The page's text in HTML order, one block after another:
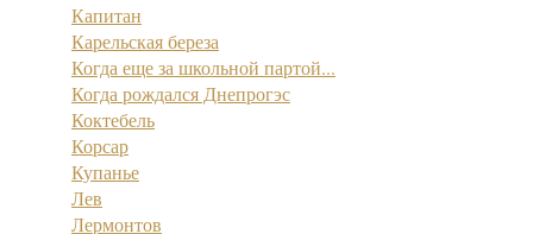
Капитан
Карельская береза
Когда еще за школьной партой...
Когда рождался Днепрогэс
Коктебель
Корсар
Купанье
Лев
Лермонтов